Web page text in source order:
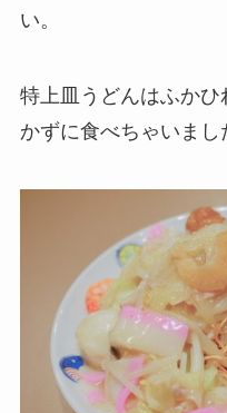
い。
特上皿うどんはふか
かずに食べちゃいまし